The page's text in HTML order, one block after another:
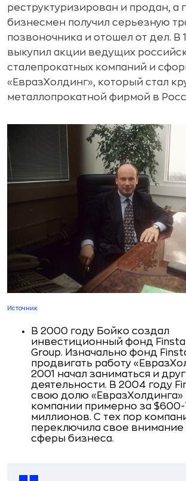
реструктуризирован и продан, а
бизнесмен получил серьезную
позвоночника и отошел от дел. В
выкупил акции ведущих
сталепрокатных компаний и
«ЕвразХолдинг», который стал
металлопрокатной фирмой в
Источник
В 2000 году Бойко создал
инвестиционный фонд Finstar
Group. Изначально фонд
продвигать работу
2001 начал заниматься и
деятельности. В 2004 году
свою долю «ЕвразХолдинга»
компании примерно за
миллионов. С тех пор
переключила свое внимание
сферы бизнеса.